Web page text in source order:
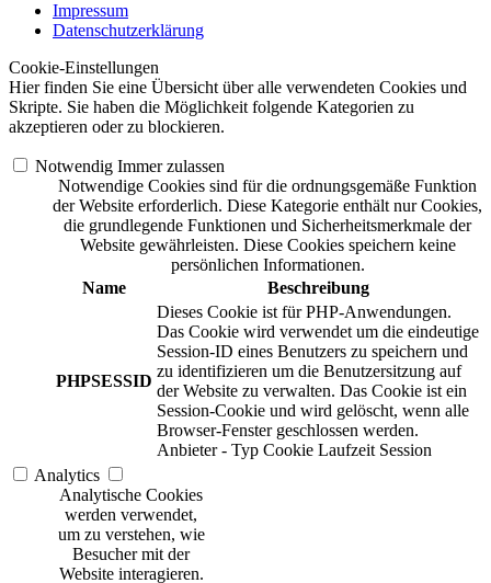
Impressum
Datenschutzerklärung
Cookie-Einstellungen
Hier finden Sie eine Übersicht über alle verwendeten Cookies und
Skripte. Sie haben die Möglichkeit folgende Kategorien zu
akzeptieren oder zu blockieren.
Notwendig Immer zulassen
Notwendige Cookies sind für die ordnungsgemäße Funktion
der Website erforderlich. Diese Kategorie enthält nur Cookies,
die grundlegende Funktionen und Sicherheitsmerkmale der
Website gewährleisten. Diese Cookies speichern keine
persönlichen Informationen.
Name
Beschreibung
PHPSESSID
Dieses Cookie ist für PHP-Anwendungen.
Das Cookie wird verwendet um die eindeutige
Session-ID eines Benutzers zu speichern und
zu identifizieren um die Benutzersitzung auf
der Website zu verwalten. Das Cookie ist ein
Session-Cookie und wird gelöscht, wenn alle
Browser-Fenster geschlossen werden.
Anbieter - Typ Cookie Laufzeit Session
Analytics
Analytische Cookies
werden verwendet,
um zu verstehen, wie
Besucher mit der
Website interagieren.